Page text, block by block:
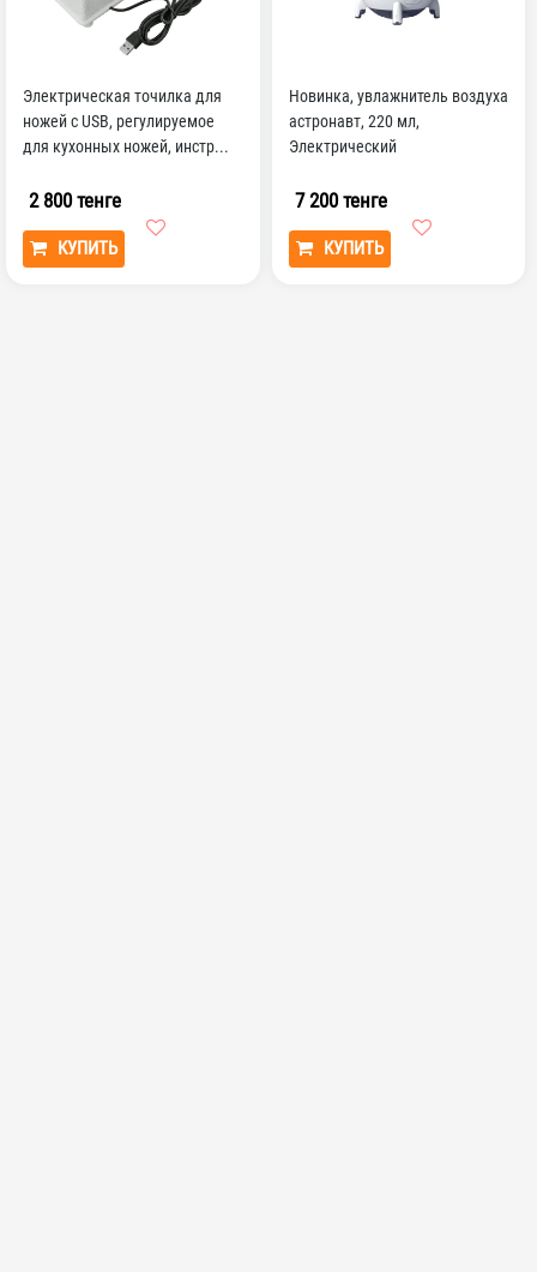
Электрическая точилка для
ножей с USB, регулируемое
для кухонных ножей, инстр...
2 800 тенге
КУПИТЬ
Новинка, увлажнитель воздуха
астронавт, 220 мл,
Электрический
фотолюми...
7 200 тенге
КУПИТЬ